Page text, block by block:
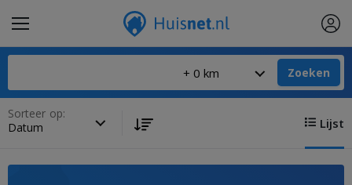
Zoeken
Sorteer op:
Lijst